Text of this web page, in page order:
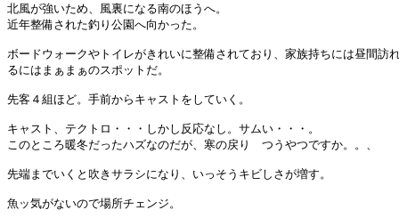
北風が強いため、風裏になる南のほうへ。
近年整備された釣り公園へ向かった。
ボードウォークやトイレがきれいに整備されており、家族持ちには昼間訪
るにはまぁまぁのスポットだ。
先客４組ほど。手前からキャストをしていく。
キャスト、テクトロ・・・しかし反応なし。サムい・・・。
このところ暖冬だったハズなのだが、寒の戻り　つうやつですか。。、
先端までいくと吹きサラシになり、いっそうキビしさが増す。
魚ッ気がないので場所チェンジ。